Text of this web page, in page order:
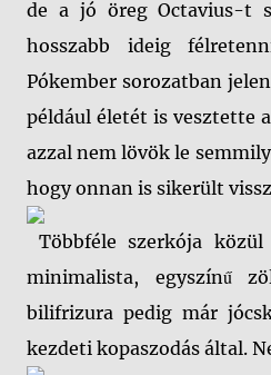
de a jó öreg Octavius-t
hosszabb ideig
Pókember sorozatban
például életét is vesztette
azzal nem lövök le
hogy onnan is sikerült
Többféle szerkója
minimalista, egyszínű
bilifrizura pedig már
kezdeti kopaszodás által.